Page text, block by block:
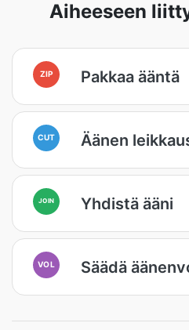
Aiheeseen
ZIP Pakkaa ääntä
CUT Äänen
JOIN Yhdistä ääni
VOL Säädä